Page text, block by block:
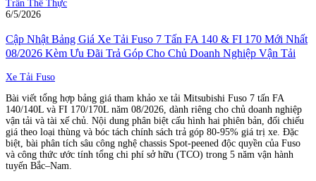
Trần Thế Thực
6/5/2026
Cập Nhật Bảng Giá Xe Tải Fuso 7 Tấn FA 140 & FI 170 Mới Nhất
08/2026 Kèm Ưu Đãi Trả Góp Cho Chủ Doanh Nghiệp Vận Tải
Xe Tải Fuso
Bài viết tổng hợp bảng giá tham khảo xe tải Mitsubishi Fuso 7 tấn FA
140/140L và FI 170/170L năm 08/2026, dành riêng cho chủ doanh nghiệp
vận tải và tài xế chủ. Nội dung phân biệt cấu hình hai phiên bản, đối chiếu
giá theo loại thùng và bóc tách chính sách trả góp 80-95% giá trị xe. Đặc
biệt, bài phân tích sâu công nghệ chassis Spot-peened độc quyền của Fuso
và công thức ước tính tổng chi phí sở hữu (TCO) trong 5 năm vận hành
tuyến Bắc–Nam.